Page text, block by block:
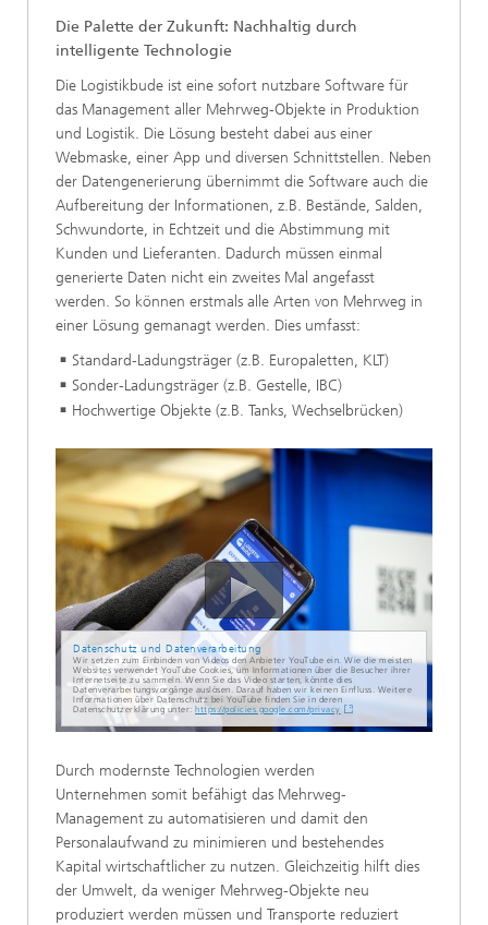
Die Palette der Zukunft: Nachhaltig durch
intelligente Technologie
Die Logistikbude ist eine sofort nutzbare Software für
das Management aller Mehrweg-Objekte in Produktion
und Logistik. Die Lösung besteht dabei aus einer
Webmaske, einer App und diversen Schnittstellen. Neben
der Datengenerierung übernimmt die Software auch die
Aufbereitung der Informationen, z.B. Bestände, Salden,
Schwundorte, in Echtzeit und die Abstimmung mit
Kunden und Lieferanten. Dadurch müssen einmal
generierte Daten nicht ein zweites Mal angefasst
werden. So können erstmals alle Arten von Mehrweg in
einer Lösung gemanagt werden. Dies umfasst:
Standard-Ladungsträger (z.B. Europaletten, KLT)
Sonder-Ladungsträger (z.B. Gestelle, IBC)
Hochwertige Objekte (z.B. Tanks, Wechselbrücken)
Datenschutz und Datenverarbeitung
Wir setzen zum Einbinden von Videos den Anbieter YouTube ein. Wie die meisten
Websites verwendet YouTube Cookies, um Informationen über die Besucher ihrer
Internetseite zu sammeln. Wenn Sie das Video starten, könnte dies
Datenverarbeitungsvorgänge auslösen. Darauf haben wir keinen Einfluss. Weitere
Informationen über Datenschutz bei YouTube finden Sie in deren
Datenschutzerklärung unter: https://policies.google.com/privacy
Durch modernste Technologien werden
Unternehmen somit befähigt das Mehrweg-
Management zu automatisieren und damit den
Personalaufwand zu minimieren und bestehendes
Kapital wirtschaftlicher zu nutzen. Gleichzeitig hilft dies
der Umwelt, da weniger Mehrweg-Objekte neu
produziert werden müssen und Transporte reduziert